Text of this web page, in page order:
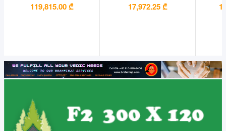
119,815.00 ₾ 17,972.25 ₾